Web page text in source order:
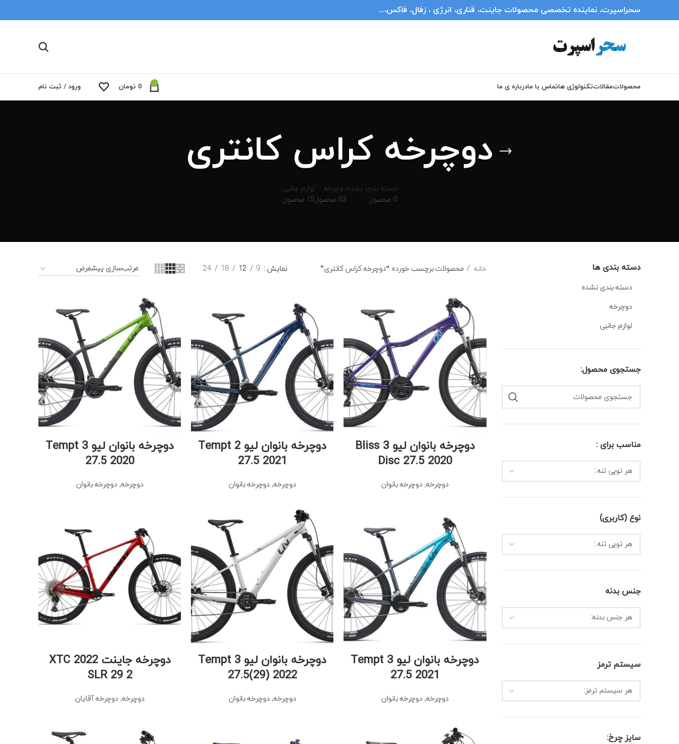
سحراسپرت، نماینده تخصصی محصولات جاینت، قناری، انرژی ، زفال، فاکس،...
محصولاتمقالاتتکنولوژی هاتماس با مادرباره ی ما 0
0 تومان ورود / ثبت نام
دوچرخه کراس کانتری
دسته بندی نشده
0 محصول
دوچرخه
63 محصول
لوازم جانبی
15 محصول
دسته بندی ها
دسته بندی نشده
دوچرخه
لوازم جانبی
جستجوی محصول:
مناسب برای :
هر توپی تنه :
نوع (کاربری)
هر توپی تنه :
جنس بدنه
هر جنس بدنه:
سیستم ترمز
هر سیستم ترمز:
سایز چرخ:
خانه محصولات برچسب خورده “دوچرخه کراس کانتری” نمایش 9
12
18
24
دوچرخه بانوان لیو Bliss 3
Disc 27.5 2020
دوچرخه, دوچرخه بانوان
دوچرخه بانوان لیو Tempt 2
27.5 2021
دوچرخه, دوچرخه بانوان
دوچرخه بانوان لیو Tempt 3
27.5 2020
دوچرخه, دوچرخه بانوان
دوچرخه بانوان لیو Tempt 3
27.5 2021
دوچرخه, دوچرخه بانوان
دوچرخه بانوان لیو Tempt 3
27.5(29) 2022
دوچرخه, دوچرخه بانوان
دوچرخه جاینت 2022 XTC
SLR 29 2
دوچرخه, دوچرخه آقایان